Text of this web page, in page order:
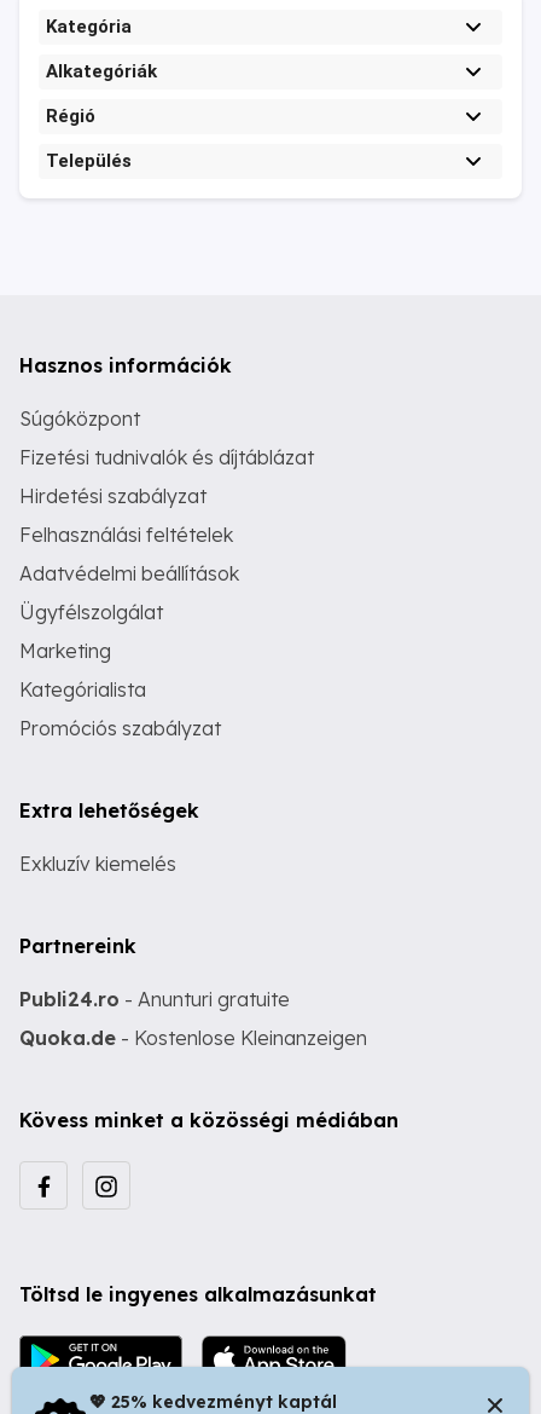
Kategória
Alkategóriák
Régió
Település
Hasznos információk
Súgóközpont
Fizetési tudnivalók és díjtáblázat
Hirdetési szabályzat
Felhasználási feltételek
Adatvédelmi beállítások
Ügyfélszolgálat
Marketing
Kategórialista
Promóciós szabályzat
Extra lehetőségek
Exkluzív kiemelés
Partnereink
Publi24.ro - Anunturi gratuite
Quoka.de - Kostenlose Kleinanzeigen
Kövess minket a közösségi médiában
Töltsd le ingyenes alkalmazásunkat
💖 25% kedvezményt kaptál